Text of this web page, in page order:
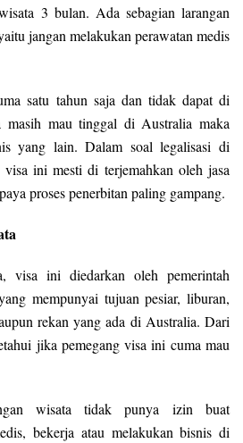
3 bulan. Ada sebagian larangan
jangan melakukan perawatan medis
satu tahun saja dan tidak dapat di
masih mau tinggal di Australia maka
yang lain. Dalam soal legalisasi di
ini mesti di terjemahkan oleh jasa
proses penerbitan paling gampang.
visa ini diedarkan oleh pemerintah
mempunyai tujuan pesiar, liburan,
rekan yang ada di Australia. Dari
jika pemegang visa ini cuma mau
wisata tidak punya izin buat
bekerja atau melakukan bisnis di